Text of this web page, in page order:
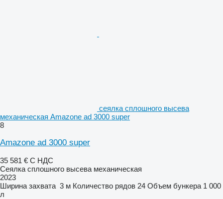
сеялка сплошного высева
механическая Amazone ad 3000 super
8
Amazone ad 3000 super
35 581 € С НДС
Сеялка сплошного высева механическая
2023
Ширина захвата 3 м Количество рядов 24 Объем бункера 1 000
л